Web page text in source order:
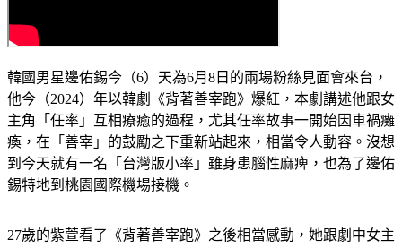
韓國男星邊佑錫今（6）天為6月8日的兩場粉絲見面會來台，
他今（2024）年以韓劇《背著善宰跑》爆紅，本劇講述他跟女
主角「任率」互相療癒的過程，尤其任率故事一開始因車禍癱
瘓，在「善宰」的鼓勵之下重新站起來，相當令人動容。沒想
到今天就有一名「台灣版小率」雖身患腦性麻痺，也為了邊佑
錫特地到桃園國際機場接機。
27歲的紫萱看了《背著善宰跑》之後相當感動，她跟劇中女主